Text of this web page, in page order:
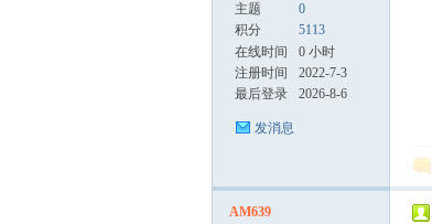
主题
0
积分
5113
在线时间
0 小时
注册时间
2022-7-3
最后登录
2026-8-6
发消息
AM639